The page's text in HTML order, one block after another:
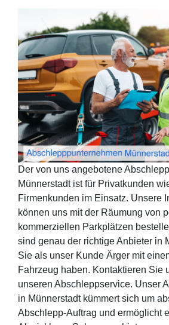
Der von uns angebotene
Münnerstadt ist für Privatkunden
Firmenkunden im Einsatz. Unsere
können uns mit der Räumung von
kommerziellen Parkplätzen
sind genau der richtige Anbieter in
Sie als unser Kunde Ärger mit
Fahrzeug haben. Kontaktieren Sie
unseren Abschleppservice. Unser
in Münnerstadt kümmert sich um
Abschlepp-Auftrag und ermöglicht